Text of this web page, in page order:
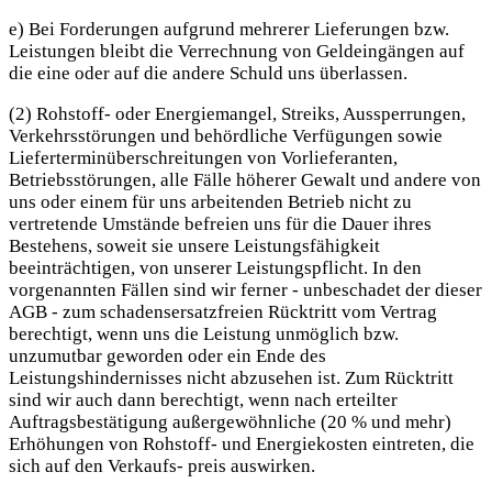
e) Bei Forderungen aufgrund mehrerer Lieferungen bzw.
Leistungen bleibt die Verrechnung von Geldeingängen auf
die eine oder auf die andere Schuld uns überlassen.
(2) Rohstoff- oder Energiemangel, Streiks, Aussperrungen,
Verkehrsstörungen und behördliche Verfügungen sowie
Lieferterminüberschreitungen von Vorlieferanten,
Betriebsstörungen, alle Fälle höherer Gewalt und andere von
uns oder einem für uns arbeitenden Betrieb nicht zu
vertretende Umstände befreien uns für die Dauer ihres
Bestehens, soweit sie unsere Leistungsfähigkeit
beeinträchtigen, von unserer Leistungspflicht. In den
vorgenannten Fällen sind wir ferner - unbeschadet der dieser
AGB - zum schadensersatzfreien Rücktritt vom Vertrag
berechtigt, wenn uns die Leistung unmöglich bzw.
unzumutbar geworden oder ein Ende des
Leistungshindernisses nicht abzusehen ist. Zum Rücktritt
sind wir auch dann berechtigt, wenn nach erteilter
Auftragsbestätigung außergewöhnliche (20 % und mehr)
Erhöhungen von Rohstoff- und Energiekosten eintreten, die
sich auf den Verkaufs- preis auswirken.